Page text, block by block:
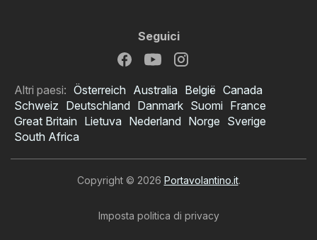
Seguici
Altri paesi: Österreich Australia België Canada
Schweiz Deutschland Danmark Suomi France
Great Britain Lietuva Nederland Norge Sverige
South Africa
Copyright © 2026 Portavolantino.it.
Imposta politica di privacy